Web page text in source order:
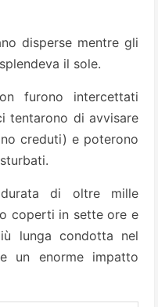
disperse mentre gli
il sole.
furono intercettati
tentarono di avvisare
creduti) e poterono
di oltre mille
coperti in sette ore e
lunga condotta nel
un enorme impatto